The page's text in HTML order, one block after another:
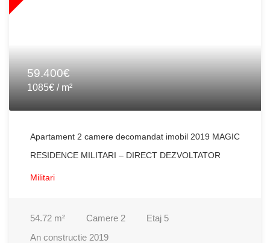
59.400€
1085€ / m²
Apartament 2 camere decomandat imobil 2019 MAGIC
RESIDENCE MILITARI – DIRECT DEZVOLTATOR
Militari
54.72 m² Camere 2 Etaj 5
An constructie 2019